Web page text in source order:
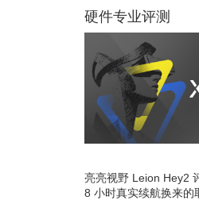
硬件专业评测
亮亮视野 Leion Hey2
8 小时真实续航换来的